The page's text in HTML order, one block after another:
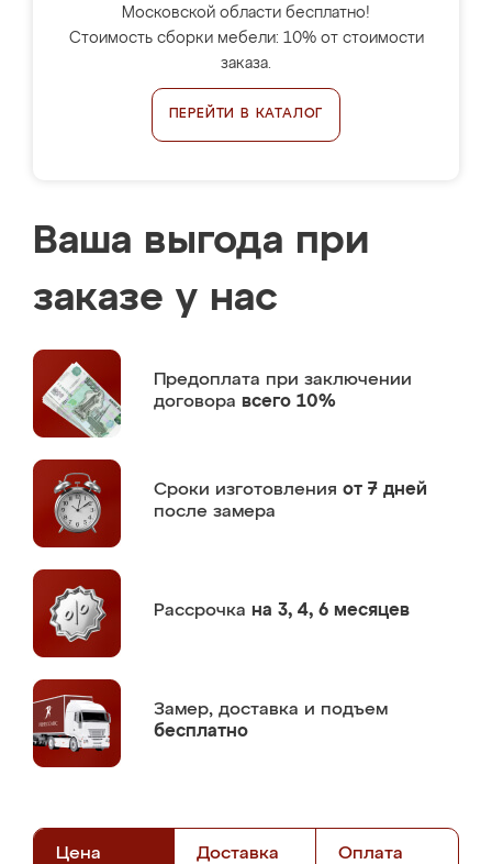
Московской области бесплатно!
Стоимость сборки мебели: 10% от стоимости
заказа.
ПЕРЕЙТИ В КАТАЛОГ
Ваша выгода при
заказе у нас
Предоплата при заключении
договора всего 10%
Сроки изготовления от 7 дней
после замера
Рассрочка на 3, 4, 6 месяцев
Замер, доставка и подъем
бесплатно
Цена Доставка Оплата